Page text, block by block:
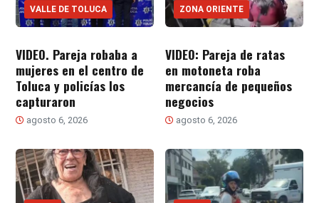
VALLE DE TOLUCA
VIDEO. Pareja robaba a
mujeres en el centro de
Toluca y policías los
capturaron
agosto 6, 2026
ZONA ORIENTE
VIDEO: Pareja de ratas
en motoneta roba
mercancía de pequeños
negocios
agosto 6, 2026